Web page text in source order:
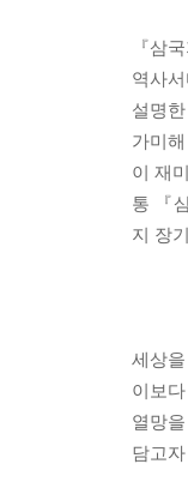
『삼
역사
설명
가미
이 재
통 『
지 장
세상
이보
열망
담고